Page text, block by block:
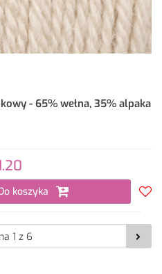
- 65% wełna, 35% alpaka
koszyka